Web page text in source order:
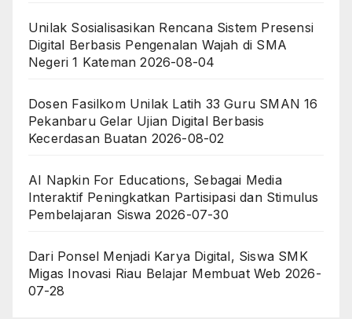
Unilak Sosialisasikan Rencana Sistem Presensi
Digital Berbasis Pengenalan Wajah di SMA
Negeri 1 Kateman 2026-08-04
Dosen Fasilkom Unilak Latih 33 Guru SMAN 16
Pekanbaru Gelar Ujian Digital Berbasis
Kecerdasan Buatan 2026-08-02
AI Napkin For Educations, Sebagai Media
Interaktif Peningkatkan Partisipasi dan Stimulus
Pembelajaran Siswa 2026-07-30
Dari Ponsel Menjadi Karya Digital, Siswa SMK
Migas Inovasi Riau Belajar Membuat Web 2026-
07-28